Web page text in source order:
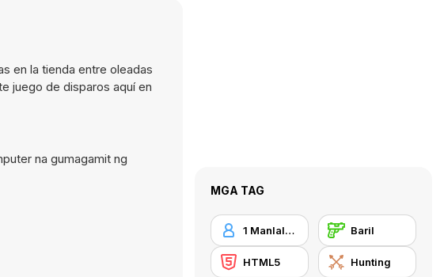
en la tienda entre oleadas
juego de disparos aquí en
na gumagamit ng
MGA TAG
1 Manlalaro Baril
HTML5 Hunting